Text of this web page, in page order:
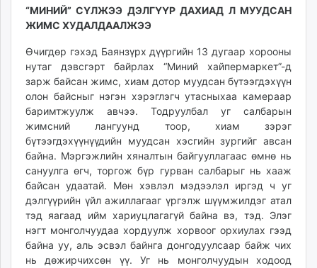
eagle.mn
ergelt.mn
zarig.mn
today.mn
zuv.mn
mminfo.mn
ugluu.mn
urlag.mn
unen.mn
asu.mn
shudarga.mn
shuurhai.mn
unuudur.mn
isee.mn
mglradio.com
“МИНИЙ” СҮЛЖЭЭ ДЭЛГҮҮР ДАХИАД Л МУУДСАН
ЖИМС ХУДАЛДААЛЖЭЭ
Өчигдөр гэхэд Баянзүрх дүүр­гийн 13 дугаар хорооны
нутаг дэвсгэрт байрлах “Миний хайпермаркет”-д
зарж байсан жимс, хиам дотор муудсан бүтээгдэхүүн
олон байсныг нэгэн хэрэглэгч утасныхаа камераар
баримтжуулж авчээ. Тодруулбал уг салбарын
жимсний лангуунд тоор, хиам зэрэг
бүтээгдэхүүнүүдийн муудсан хэсгийн зургийг авсан
байна. Мэргэжлийн хяналтын байгуул­лагаас өмнө нь
сануулга өгч, торгож бүр гурван салбарыг нь хааж
байсан удаатай. Мөн хэвлэл мэдээлэл иргэд ч уг
дэлгүүрийн үйл ажиллагааг үргэлж шүүмжилдэг атал
тэд яагаад ийм хариуцлагагүй байна вэ, тэд. Элэг
нэгт монголчуудаа хордуулж хорвоог орхиулах гээд
байна уу, аль эсвэл байнга донгодуулсаар байж чих
нь дөжирчихсөн үү. Уг нь монголчуудын ходоод